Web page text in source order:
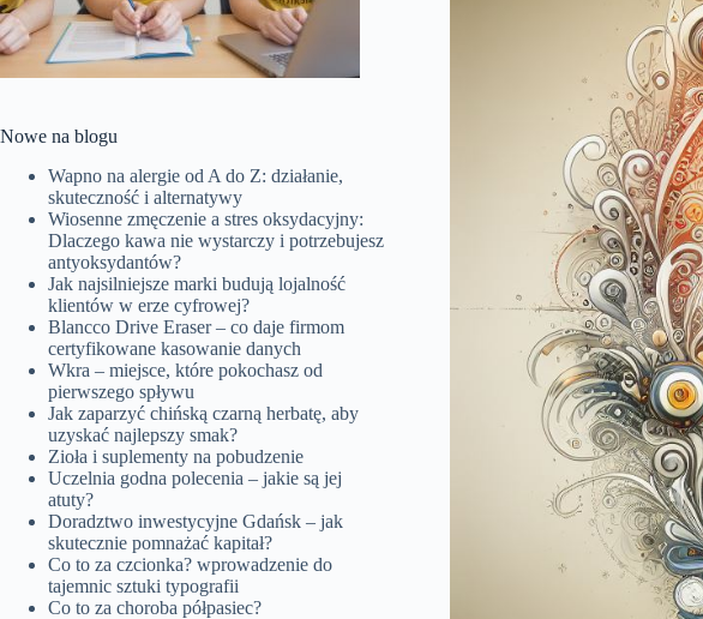
Nowe na blogu
Wapno na alergie od A do Z: działanie,
skuteczność i alternatywy
Wiosenne zmęczenie a stres oksydacyjny:
Dlaczego kawa nie wystarczy i potrzebujesz
antyoksydantów?
Jak najsilniejsze marki budują lojalność
klientów w erze cyfrowej?
Blancco Drive Eraser – co daje firmom
certyfikowane kasowanie danych
Wkra – miejsce, które pokochasz od
pierwszego spływu
Jak zaparzyć chińską czarną herbatę, aby
uzyskać najlepszy smak?
Zioła i suplementy na pobudzenie
Uczelnia godna polecenia – jakie są jej
atuty?
Doradztwo inwestycyjne Gdańsk – jak
skutecznie pomnażać kapitał?
Co to za czcionka? wprowadzenie do
tajemnic sztuki typografii
Co to za choroba półpasiec?